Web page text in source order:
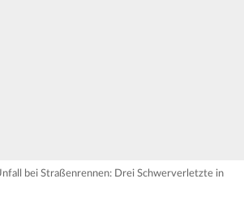
bei Straßenrennen: Drei Schwerverletzte in